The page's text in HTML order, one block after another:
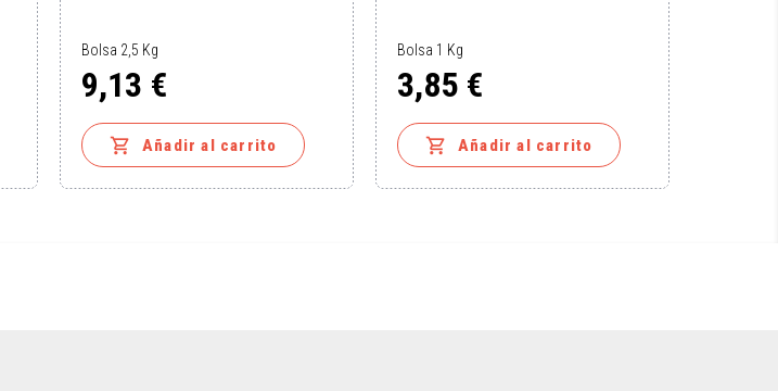
Bolsa 2,5 Kg
Precio
9,13 €
 Añadir al carrito
Bolsa 1 Kg
Precio
3,85 €
 Añadir al carrito